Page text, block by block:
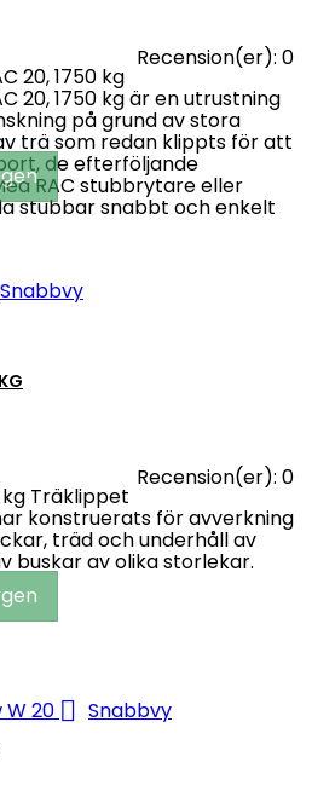
Recension(er): 0
20, 1750 kg
20, 1750 kg är en utrustning
på grund av stora
trä som redan klippts för att
de efterföljande
RAC stubbrytare eller
stubbar snabbt och enkelt
Snabbvy
Recension(er): 0
kg Träklippet
konstruerats för avverkning
träd och underhåll av
buskar av olika storlekar.
 Snabbvy